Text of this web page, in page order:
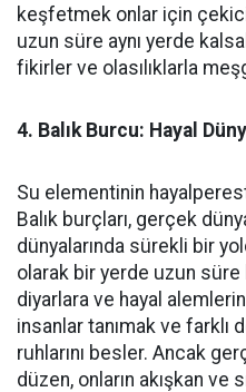
keşfetmek onlar için
uzun süre aynı yerde
fikirler ve olasılıklarla
4. Balık Burcu: Hayal
Su elementinin
Balık burçları, gerçek
dünyalarında sürekli bir
olarak bir yerde uzun süre
diyarlara ve hayal
insanlar tanımak ve farklı
ruhlarını besler. Ancak
düzen, onların akışkan ve